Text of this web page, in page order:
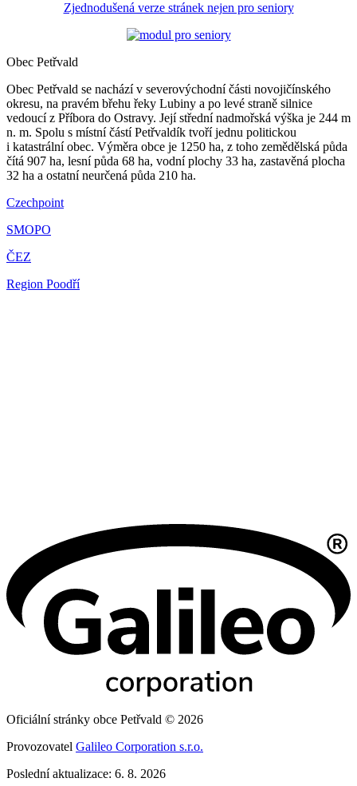
Zjednodušená verze stránek nejen pro seniory
Obec Petřvald
Obec Petřvald se nachází v severovýchodní části novojičínského
okresu, na pravém břehu řeky Lubiny a po levé straně silnice
vedoucí z Příbora do Ostravy. Její střední nadmořská výška je 244 m
n. m. Spolu s místní částí Petřvaldík tvoří jednu politickou
i katastrální obec. Výměra obce je 1250 ha, z toho zemědělská půda
čítá 907 ha, lesní půda 68 ha, vodní plochy 33 ha, zastavěná plocha
32 ha a ostatní neurčená půda 210 ha.
Czechpoint
SMOPO
ČEZ
Region Poodří
Oficiální stránky obce Petřvald © 2026
Provozovatel Galileo Corporation s.r.o.
Poslední aktualizace: 6. 8. 2026